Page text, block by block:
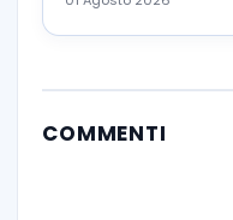
COMMENTI